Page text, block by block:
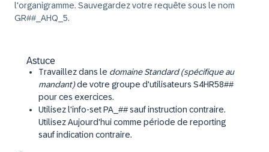
l'organigramme. Sauvegardez votre requête sous le nom
GR##_AHQ_5.
Astuce
Travaillez dans le domaine Standard (spécifique au
mandant)de votre groupe d'utilisateurs S4HR58##
pour ces exercices.
Utilisez l'info-set PA_## sauf instruction contraire.
Utilisez Aujourd'hui comme période de reporting
sauf indication contraire.